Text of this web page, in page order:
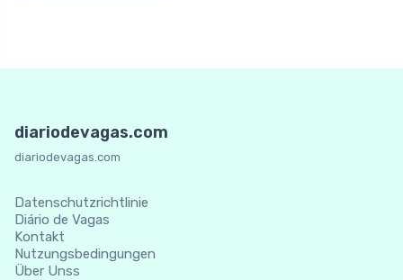
diariodevagas.com
diariodevagas.com
Datenschutzrichtlinie
Diário de Vagas
Kontakt
Nutzungsbedingungen
Über Unss